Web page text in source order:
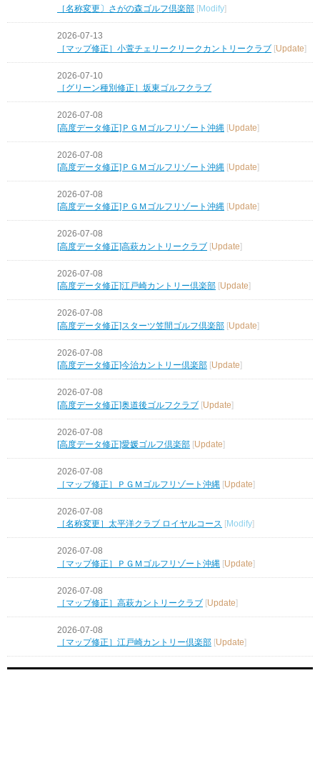
［名称変更〕さがの森ゴルフ倶楽部
Modify
2026-07-13
［マップ修正］小萱チェリークリークカントリークラブ [Update]
2026-07-10
［グリーン種別修正］坂東ゴルフクラブ
2026-07-08
[高度データ修正]ＰＧＭゴルフリゾート沖縄 [Update]
2026-07-08
[高度データ修正]ＰＧＭゴルフリゾート沖縄 [Update]
2026-07-08
[高度データ修正]ＰＧＭゴルフリゾート沖縄 Update
2026-07-08
[高度データ修正]高萩カントリークラブ [Update]
2026-07-08
[高度データ修正]江戸崎カントリー倶楽部 Update
2026-07-08
[高度データ修正]スターツ笠間ゴルフ倶楽部 [Update]
2026-07-08
[高度データ修正]今治カントリー倶楽部 Update
2026-07-08
[高度データ修正]奥道後ゴルフクラブ [Update]
2026-07-08
[高度データ修正]愛媛ゴルフ倶楽部 Update
2026-07-08
［マップ修正］ＰＧＭゴルフリゾート沖縄 [Update]
2026-07-08
［名称変更］太平洋クラブ ロイヤルコース [Modify]
2026-07-08
［マップ修正］ＰＧＭゴルフリゾート沖縄 [Update]
2026-07-08
［マップ修正］高萩カントリークラブ [Update]
2026-07-08
［マップ修正］江戸崎カントリー倶楽部 Update